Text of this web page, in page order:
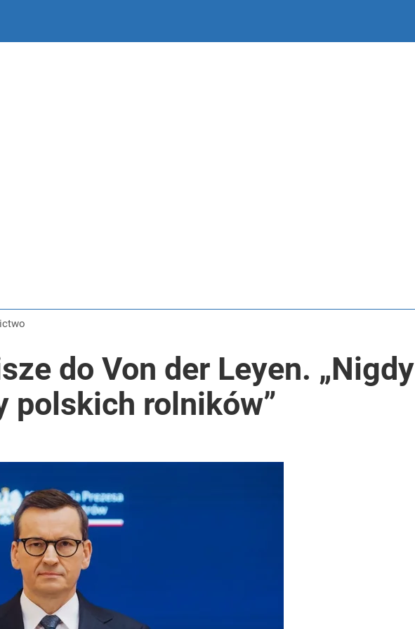
kolekcji kapsułowej
roku?
Polacy. Sondaż dla „Wprost”
do Von der Leyen. „Nigdy
polskich rolników”